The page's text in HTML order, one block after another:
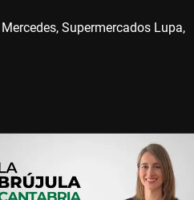
Supermercados Lupa,